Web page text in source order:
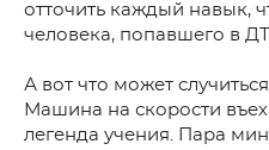
отточить каждый навык,
человека, попавшего в
А вот что может
Машина на скорости
легенда учения. Пара